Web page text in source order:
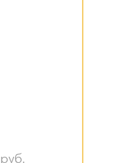
руб.